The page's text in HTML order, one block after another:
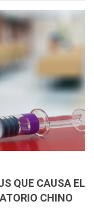
QUE CAUSA EL
CHINO